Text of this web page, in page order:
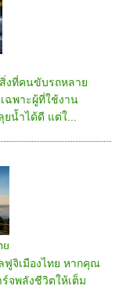
งที่คนขับรถหลาย
ฉพาะผู้ที่ใช้งาน
น้ำได้ดี แต่ใ...
ย
ฟูจิเมืองไทย หากคุณ
จพลังชีวิตให้เต็ม